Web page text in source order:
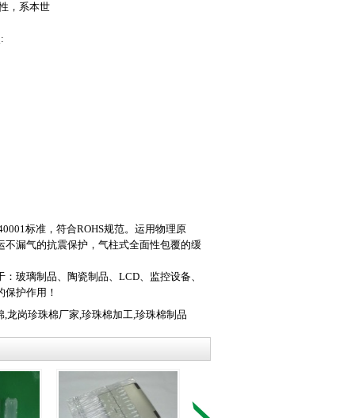
，系本世
:
标准，符合ROHS规范。运用物理原
漏气的抗震保护，气柱式全面性包覆的缓
玻璃制品、陶瓷制品、LCD、监控设备、
护作用！
,龙岗珍珠棉厂家,珍珠棉加工,珍珠棉制品